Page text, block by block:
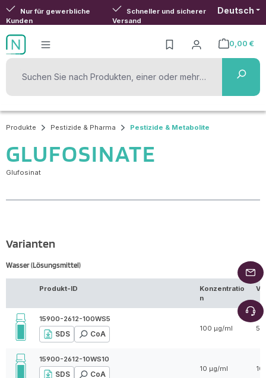
Zum Hauptinhalt springen
Nur für gewerbliche
Kunden
Schneller und sicherer
Versand
Deutsch
0,00 €
Warenkorb
Produkte Pestizide & Pharma Pestizide & Metabolite
GLUFOSINATE
Glufosinat
Varianten
Wasser (Lösungsmittel)
Produkt-ID
Konzentratio
n
15900-2612-100WS5
SDS CoA
100 µg/ml 5
15900-2612-10WS10
SDS CoA
10 µg/ml 10